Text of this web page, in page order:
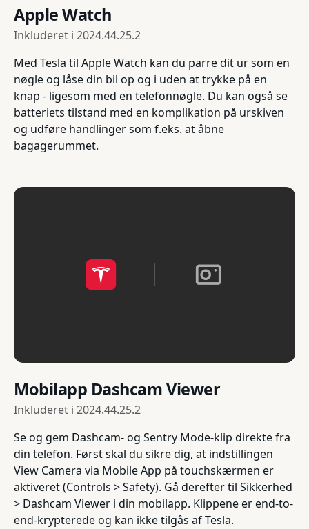
Apple Watch
Inkluderet i 2024.44.25.2
Med Tesla til Apple Watch kan du parre dit ur som en
nøgle og låse din bil op og i uden at trykke på en
knap - ligesom med en telefonnøgle. Du kan også se
batteriets tilstand med en komplikation på urskiven
og udføre handlinger som f.eks. at åbne
bagagerummet.
Mobilapp Dashcam Viewer
Inkluderet i 2024.44.25.2
Se og gem Dashcam- og Sentry Mode-klip direkte fra
din telefon. Først skal du sikre dig, at indstillingen
View Camera via Mobile App på touchskærmen er
aktiveret (Controls > Safety). Gå derefter til Sikkerhed
> Dashcam Viewer i din mobilapp. Klippene er end-to-
end-krypterede og kan ikke tilgås af Tesla.